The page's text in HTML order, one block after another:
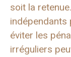
soit la
indépendants
éviter les
irréguliers